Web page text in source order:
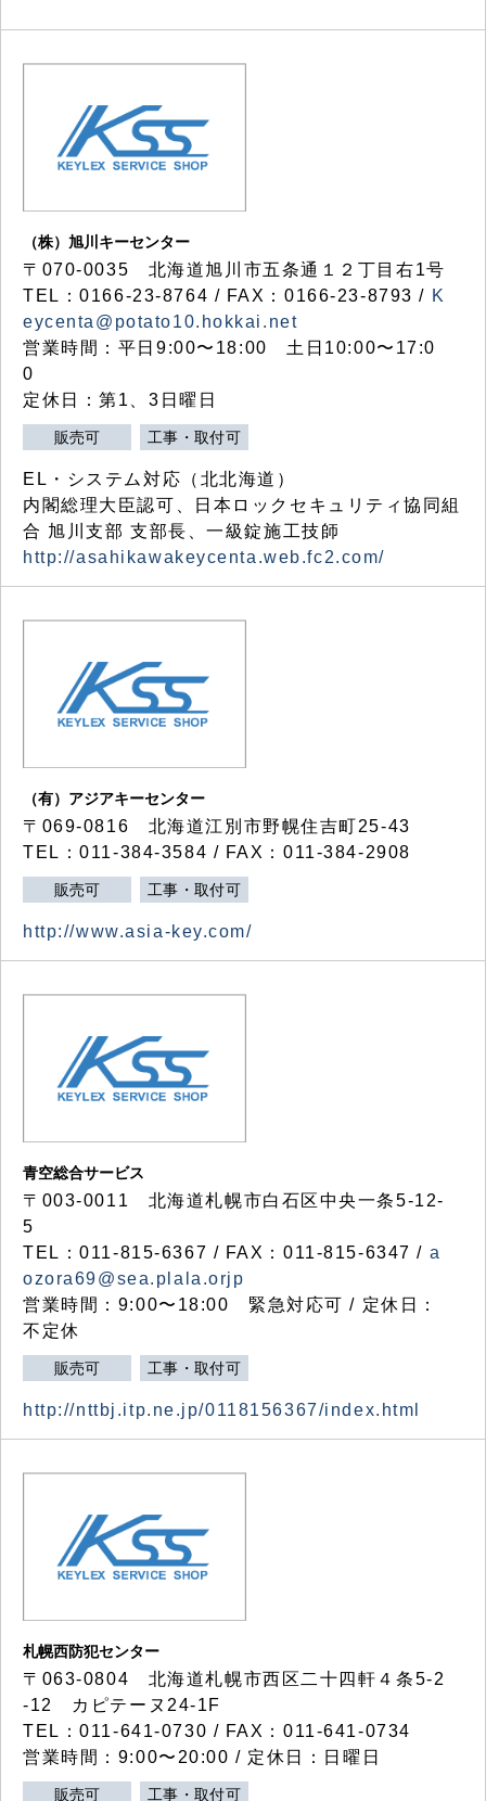
（株）旭川キーセンター
〒070-0035 北海道旭川市五条通１２丁目右1号
TEL：0166-23-8764 / FAX：0166-23-8793 / K
eycenta@potato10.hokkai.net
営業時間：平日9:00〜18:00 土日10:00〜17:0
0
定休日：第1、3日曜日
販売可 工事・取付可
EL・システム対応（北北海道）
内閣総理大臣認可、日本ロックセキュリティ協同組
合 旭川支部 支部長、一級錠施工技師
http://asahikawakeycenta.web.fc2.com/
（有）アジアキーセンター
〒069-0816 北海道江別市野幌住吉町25-43
TEL：011-384-3584 / FAX：011-384-2908
販売可 工事・取付可
http://www.asia-key.com/
青空総合サービス
〒003-0011 北海道札幌市白石区中央一条5-12-
5
TEL：011-815-6367 / FAX：011-815-6347 / a
ozora69@sea.plala.orjp
営業時間：9:00〜18:00 緊急対応可 / 定休日：
不定休
販売可 工事・取付可
http://nttbj.itp.ne.jp/0118156367/index.html
札幌西防犯センター
〒063-0804 北海道札幌市西区二十四軒４条5-2
-12 カピテーヌ24-1F
TEL：011-641-0730 / FAX：011-641-0734
営業時間：9:00〜20:00 / 定休日：日曜日
販売可 工事・取付可